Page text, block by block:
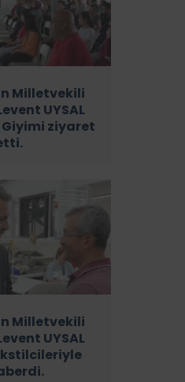
Milletvekili
UYSAL
Giyimi ziyaret
Milletvekili
UYSAL